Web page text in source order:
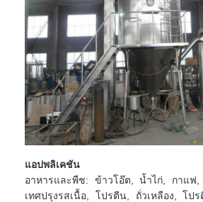
แอปพลิเคชัน
อาหารและพืช: ข้าวโอ๊ต, น้ำไก่, กาแฟ,
เทศปรุงรสเนื้อ, โปรตีน, ถั่วเหลือง, โป